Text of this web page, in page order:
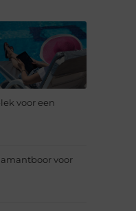
voor een
voor